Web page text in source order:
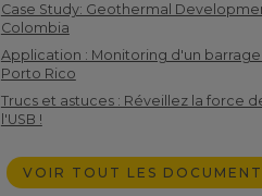
Case Study: Geothermal
Colombia
Application : Monitoring d'un barrage
Porto Rico
Trucs et astuces : Réveillez la force
l'USB !
VOIR TOUT LES